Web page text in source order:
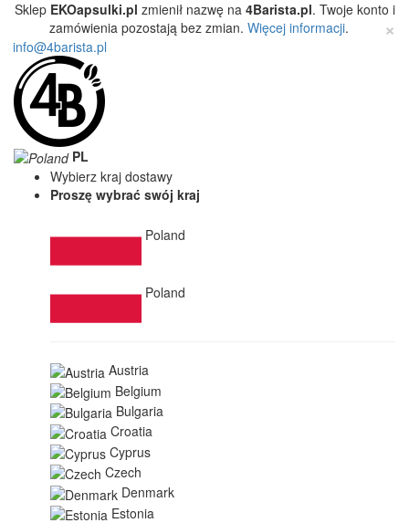
Sklep EKOapsulki.pl zmienił nazwę na 4Barista.pl. Twoje konto i
zamówienia pozostają bez zmian. Więcej informacji. ×
info@4barista.pl
PL
Wybierz kraj dostawy
Proszę wybrać swój kraj
Poland
Poland
Austria
Belgium
Bulgaria
Croatia
Cyprus
Czech
Denmark
Estonia